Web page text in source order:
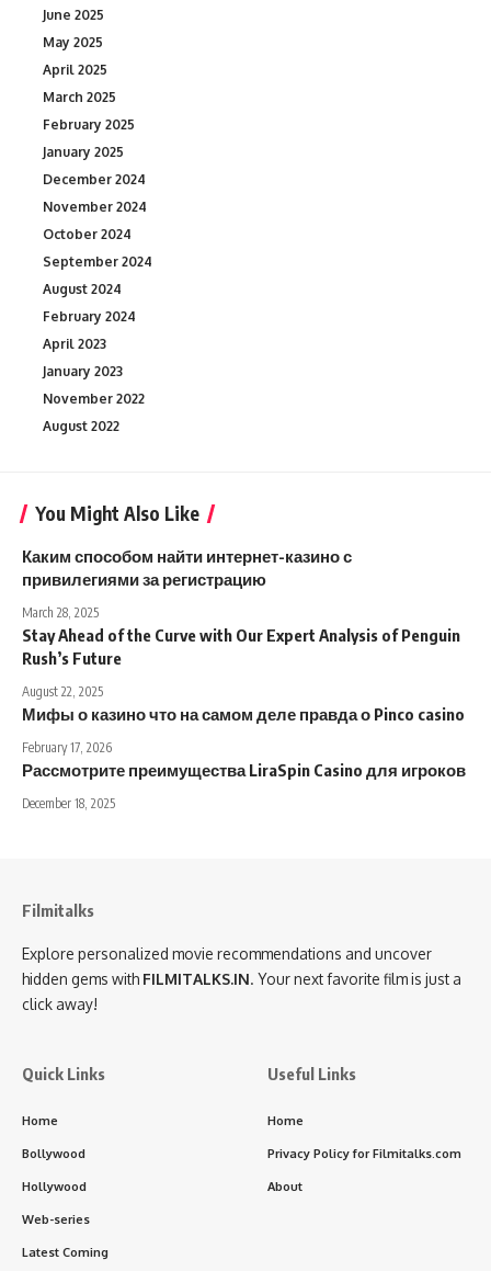
June 2025
May 2025
April 2025
March 2025
February 2025
January 2025
December 2024
November 2024
October 2024
September 2024
August 2024
February 2024
April 2023
January 2023
November 2022
August 2022
You Might Also Like
Каким способом найти интернет-казино с
привилегиями за регистрацию
March 28, 2025
Stay Ahead of the Curve with Our Expert Analysis of Penguin
Rush’s Future
August 22, 2025
Мифы о казино что на самом деле правда о Pinco casino
February 17, 2026
Рассмотрите преимущества LiraSpin Casino для игроков
December 18, 2025
Filmitalks
Explore personalized movie recommendations and uncover
hidden gems with FILMITALKS.IN. Your next favorite film is just a
click away!
Quick Links
Home
Bollywood
Hollywood
Web-series
Latest Coming
Useful Links
Home
Privacy Policy for Filmitalks.com
About